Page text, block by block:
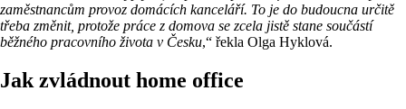
zaměstnancům provoz domácích kanceláří. To je do budoucna určitě
třeba změnit, protože práce z domova se zcela jistě stane součástí
běžného pracovního života v Česku,“ řekla Olga Hyklová.
Jak zvládnout home office